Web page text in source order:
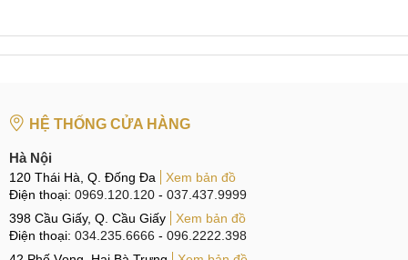
HỆ THỐNG CỬA HÀNG
Hà Nội
120 Thái Hà, Q. Đống Đa
Xem bản đồ
Điện thoại: 0969.120.120 - 037.437.9999
398 Cầu Giấy, Q. Cầu Giấy
Xem bản đồ
Điện thoại: 034.235.6666 - 096.2222.398